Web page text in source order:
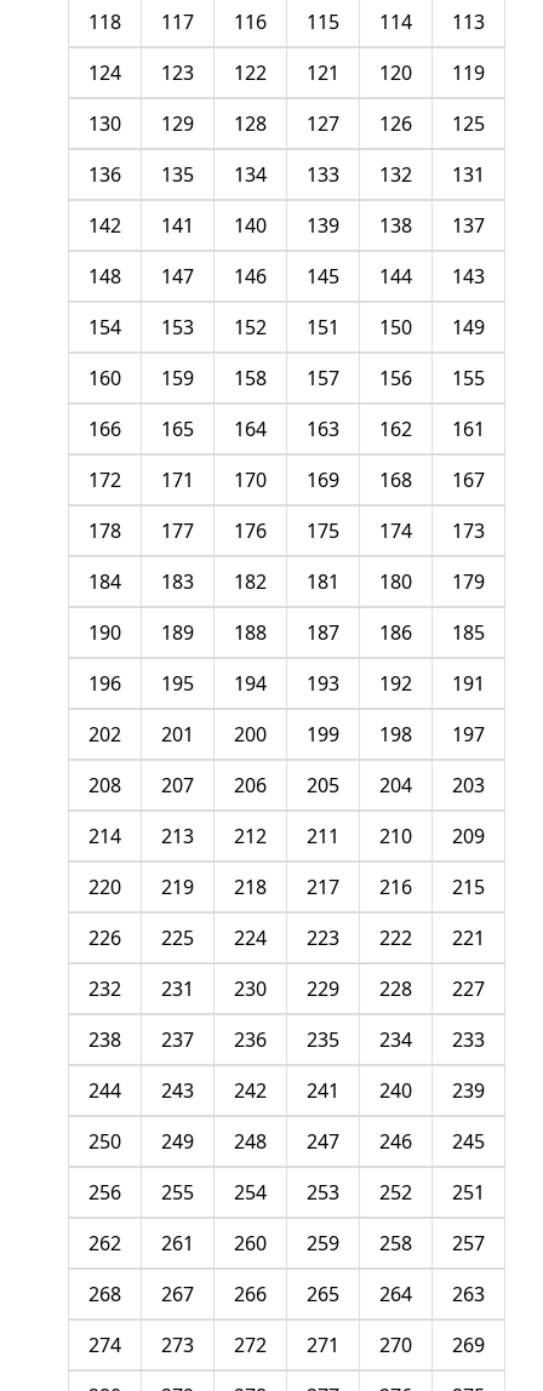
113
114
115
116
117
118
119
120
121
122
123
124
125
126
127
128
129
130
131
132
133
134
135
136
137
138
139
140
141
142
143
144
145
146
147
148
149
150
151
152
153
154
155
156
157
158
159
160
161
162
163
164
165
166
167
168
169
170
171
172
173
174
175
176
177
178
179
180
181
182
183
184
185
186
187
188
189
190
191
192
193
194
195
196
197
198
199
200
201
202
203
204
205
206
207
208
209
210
211
212
213
214
215
216
217
218
219
220
221
222
223
224
225
226
227
228
229
230
231
232
233
234
235
236
237
238
239
240
241
242
243
244
245
246
247
248
249
250
251
252
253
254
255
256
257
258
259
260
261
262
263
264
265
266
267
268
269
270
271
272
273
274